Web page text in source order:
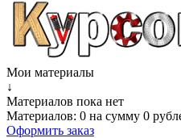
Мои материалы
↓
Материалов пока нет
Материалов: 0 на сумму 0
Оформить заказ